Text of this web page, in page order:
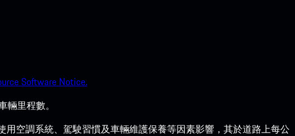
Software Notice.
里程數。
空調系統、駕駛習慣及車輛維護保養等因素影響，其於道路上每公